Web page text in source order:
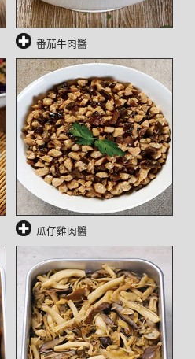
番茄牛肉醬
瓜仔雞肉醬